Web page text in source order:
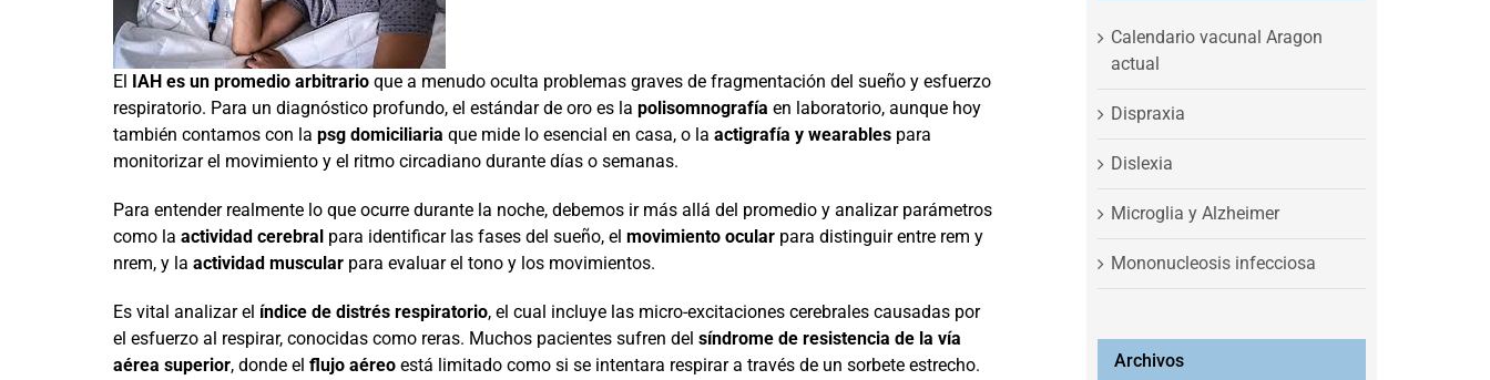
El IAH es un promedio arbitrarioque a menudo oculta problemas graves de fragmentación del sueño y esfuerzo
respiratorio. Para un diagnóstico profundo, el estándar de oro es la polisomnografía en laboratorio, aunque hoy
también contamos con la psg domiciliaria que mide lo esencial en casa, o la actigrafía y wearablespara
monitorizar el movimiento y el ritmo circadiano durante días o semanas.
Para entender realmente lo que ocurre durante la noche, debemos ir más allá del promedio y analizar parámetros
como la actividad cerebral para identificar las fases del sueño, el movimiento ocularpara distinguir entre rem y
nrem, y la actividad muscularpara evaluar el tono y los movimientos.
Es vital analizar el índice de distrés respiratorio, el cual incluye las micro-excitaciones cerebrales causadas por
el esfuerzo al respirar, conocidas como reras. Muchos pacientes sufren del síndrome de resistencia de la vía
aérea superior, donde el flujo aéreoestá limitado como si se intentara respirar a través de un sorbete estrecho.
Calendario vacunal Aragon
actual
Dispraxia
Dislexia
Microglia y Alzheimer
Mononucleosis infecciosa
Archivos